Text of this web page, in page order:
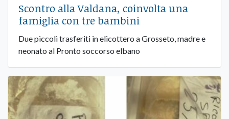
Scontro alla Valdana, coinvolta una
famiglia con tre bambini
Due piccoli trasferiti in elicottero a Grosseto, madre e
neonato al Pronto soccorso elbano